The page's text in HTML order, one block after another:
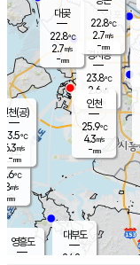
의도
℃
m/s
mm
영흥도
대부도
24.2
경서동
23.8℃
2.6 m/s
-mm
대곶
22.8℃
2.7m/s
-mm
22.8℃
2.7m/s
-mm
인천(공)
23.5℃
6.3m/s
-mm
인천
25.9℃
4.3m/s
-mm